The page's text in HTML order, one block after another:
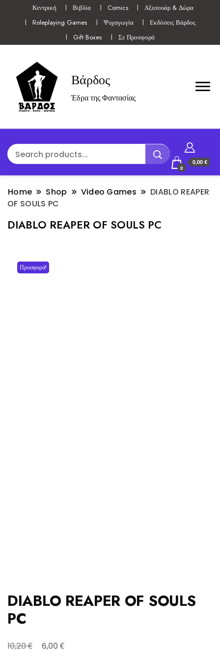
Κεντρική Βιβλία Comics
Αξεσουάρ & Δώρα
Roleplaying Games
Ψυχαγωγία
Εκδόσεις Βάρδος
Gift Boxes
Σε Προσφορά
Βάρδος
Έδρα της Φαντασίας
0
0,00 €
Home Shop Video Games
DIABLO REAPER
OF SOULS PC
DIABLO REAPER OF SOULS PC
Προσφορά!
DIABLO REAPER OF SOULS
PC
10,20€
Original
6,00 €Η